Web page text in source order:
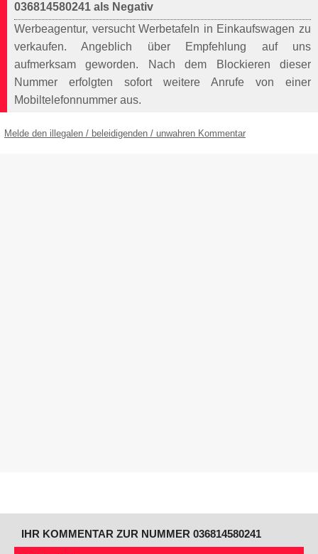
036814580241 als Negativ
Werbeagentur, versucht Werbetafeln in Einkaufswagen zu
verkaufen. Angeblich über Empfehlung auf uns
aufmerksam geworden. Nach dem Blockieren dieser
Nummer erfolgten sofort weitere Anrufe von einer
Mobiltelefonnummer aus.
Melde den illegalen / beleidigenden / unwahren Kommentar
IHR KOMMENTAR ZUR NUMMER 036814580241